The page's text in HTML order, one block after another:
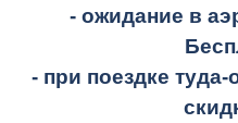
- ожидание в
- при поездке туда-